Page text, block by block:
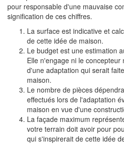
pour responsable d'une mauvaise
signification de ces chiffres.
La surface est indicative et
de cette idée de maison.
Le budget est une estimation
Elle n'engage ni le
d'une adaptation qui serait
maison.
Le nombre de pièces
effectués lors de l'adaptation
maison en vue d'une
La façade maximum
votre terrain doit avoir pour
qui s'inspirerait de cette idée